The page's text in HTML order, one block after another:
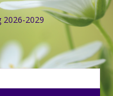
2029